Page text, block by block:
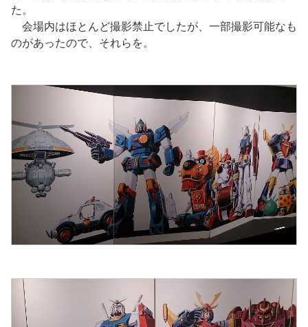
た。
会場内はほとんど撮影禁止でしたが、一部撮影可能なも
のがあったので、それらを。